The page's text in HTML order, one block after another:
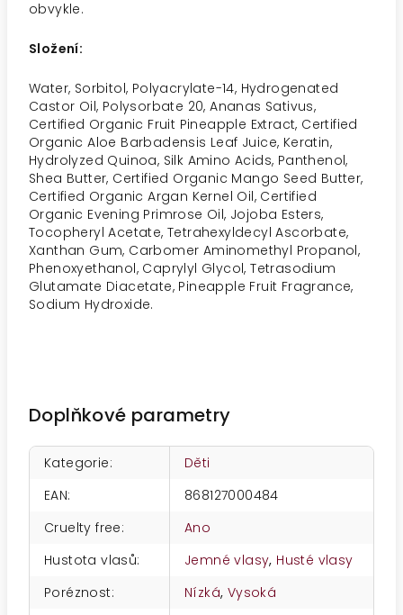
obvykle.
Složení:
Water, Sorbitol, Polyacrylate-14, Hydrogenated
Castor Oil, Polysorbate 20, Ananas Sativus,
Certified Organic Fruit Pineapple Extract, Certified
Organic Aloe Barbadensis Leaf Juice, Keratin,
Hydrolyzed Quinoa, Silk Amino Acids, Panthenol,
Shea Butter, Certified Organic Mango Seed Butter,
Certified Organic Argan Kernel Oil, Certified
Organic Evening Primrose Oil, Jojoba Esters,
Tocopheryl Acetate, Tetrahexyldecyl Ascorbate,
Xanthan Gum, Carbomer Aminomethyl Propanol,
Phenoxyethanol, Caprylyl Glycol, Tetrasodium
Glutamate Diacetate, Pineapple Fruit Fragrance,
Sodium Hydroxide.
Doplňkové parametry
Kategorie:
Děti
EAN:
868127000484
Cruelty free:
Ano
Hustota vlasů: Jemné vlasy, Husté vlasy
Poréznost: Nízká, Vysoká